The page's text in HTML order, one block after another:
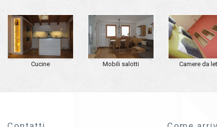
Cucine Mobili salotti Camere da